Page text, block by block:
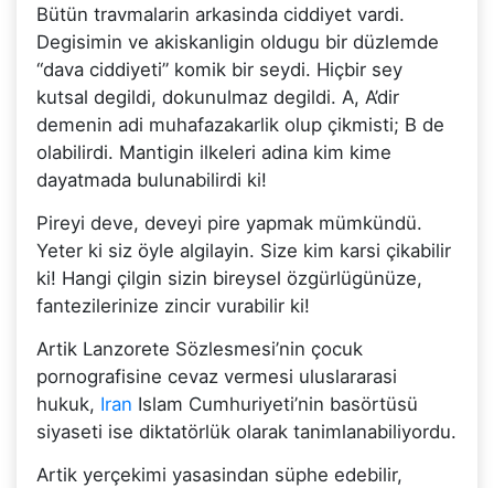
Bütün travmalarin arkasinda ciddiyet vardi.
Degisimin ve akiskanligin oldugu bir düzlemde
“dava ciddiyeti” komik bir seydi. Hiçbir sey
kutsal degildi, dokunulmaz degildi. A, A’dir
demenin adi muhafazakarlik olup çikmisti; B de
olabilirdi. Mantigin ilkeleri adina kim kime
dayatmada bulunabilirdi ki!
Pireyi deve, deveyi pire yapmak mümkündü.
Yeter ki siz öyle algilayin. Size kim karsi çikabilir
ki! Hangi çilgin sizin bireysel özgürlügünüze,
fantezilerinize zincir vurabilir ki!
Artik Lanzorete Sözlesmesi’nin çocuk
pornografisine cevaz vermesi uluslararasi
hukuk, Iran Islam Cumhuriyeti’nin basörtüsü
siyaseti ise diktatörlük olarak tanimlanabiliyordu.
Artik yerçekimi yasasindan süphe edebilir,